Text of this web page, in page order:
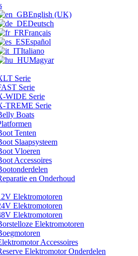
English (UK)
Deutsch
Français
Español
Italiano
Magyar
Serie
Serie
WIDE Serie
TREME Serie
Boats
Tenten
Slaapsysteem
Vloeren
Accessoires
en Onderhoud
Elektromotoren
Elektromotoren
Elektromotoren
Elektromotoren
Accessoires
Elektromotor Onderdelen